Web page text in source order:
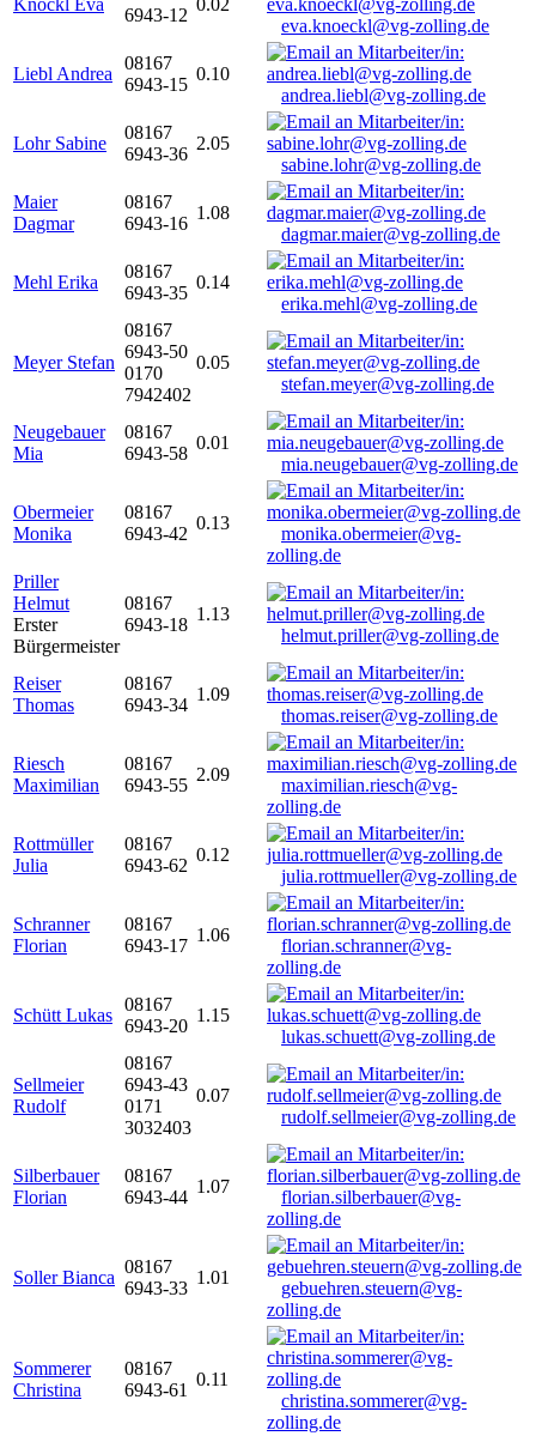
Knöckl Eva
6943-12
0.02
eva.knoeckl@vg-zolling.de
Liebl Andrea
08167
6943-15
0.10
andrea.liebl@vg-zolling.de
Lohr Sabine
08167
6943-36
2.05
sabine.lohr@vg-zolling.de
Maier
Dagmar
08167
6943-16
1.08
dagmar.maier@vg-zolling.de
Mehl Erika
08167
6943-35
0.14
erika.mehl@vg-zolling.de
Meyer Stefan
08167
6943-50
0170
7942402
0.05
stefan.meyer@vg-zolling.de
Neugebauer
Mia
08167
6943-58
0.01
mia.neugebauer@vg-zolling.de
Obermeier
Monika
08167
6943-42
0.13
monika.obermeier@vg-
zolling.de
Priller
Helmut
Erster
Bürgermeister
08167
6943-18
1.13
helmut.priller@vg-zolling.de
Reiser
Thomas
08167
6943-34
1.09
thomas.reiser@vg-zolling.de
Riesch
Maximilian
08167
6943-55
2.09
maximilian.riesch@vg-
zolling.de
Rottmüller
Julia
08167
6943-62
0.12
julia.rottmueller@vg-zolling.de
Schranner
Florian
08167
6943-17
1.06
florian.schranner@vg-
zolling.de
Schütt Lukas
08167
6943-20
1.15
lukas.schuett@vg-zolling.de
Sellmeier
Rudolf
08167
6943-43
0171
3032403
0.07
rudolf.sellmeier@vg-zolling.de
Silberbauer
Florian
08167
6943-44
1.07
florian.silberbauer@vg-
zolling.de
Soller Bianca
08167
6943-33
1.01
gebuehren.steuern@vg-
zolling.de
Sommerer
Christina
08167
6943-61
0.11
christina.sommerer@vg-
zolling.de